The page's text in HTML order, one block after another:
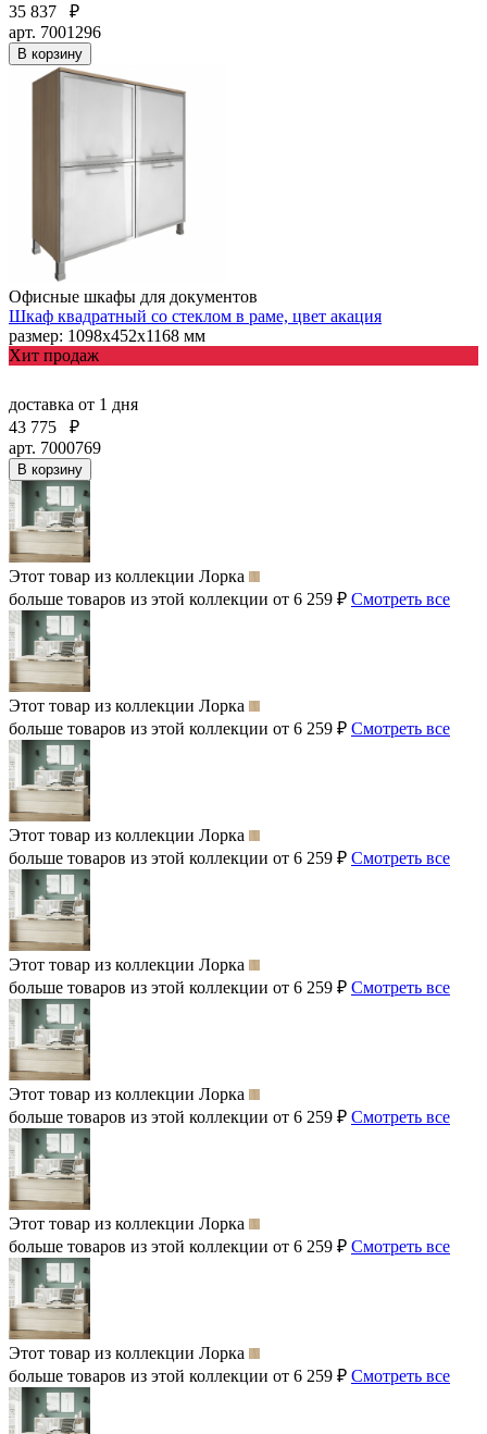
35 837
₽
арт. 7001296
В корзину
Офисные шкафы для документов
Шкаф квадратный со стеклом в раме, цвет акация
размер: 1098х452х1168 мм
Хит продаж
доставка от 1 дня
43 775
₽
арт. 7000769
В корзину
Этот товар из коллекции Лорка
больше товаров из этой коллекции от 6 259 ₽ Смотреть все
Этот товар из коллекции Лорка
больше товаров из этой коллекции от 6 259 ₽ Смотреть все
Этот товар из коллекции Лорка
больше товаров из этой коллекции от 6 259 ₽ Смотреть все
Этот товар из коллекции Лорка
больше товаров из этой коллекции от 6 259 ₽ Смотреть все
Этот товар из коллекции Лорка
больше товаров из этой коллекции от 6 259 ₽ Смотреть все
Этот товар из коллекции Лорка
больше товаров из этой коллекции от 6 259 ₽ Смотреть все
Этот товар из коллекции Лорка
больше товаров из этой коллекции от 6 259 ₽ Смотреть все